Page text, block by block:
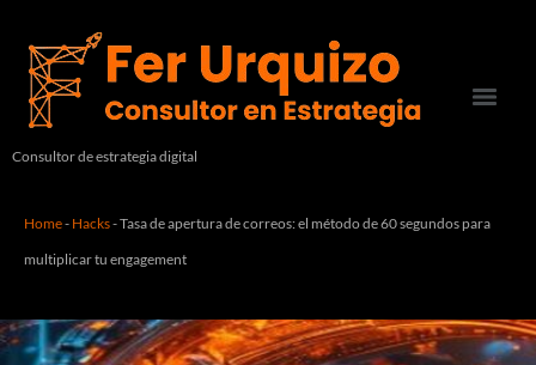
Consultor de estrategia digital
Home- Hacks-Tasa de apertura de correos: el método de 60 segundos para
multiplicar tu engagement